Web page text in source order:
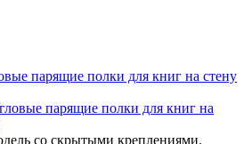
парящие полки для книг на стену
со скрытыми креплениями.